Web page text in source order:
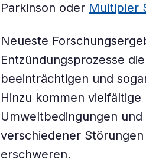
Parkinson oder Multipler
Neueste
Entzündungsprozesse
beeinträchtigen und
Hinzu kommen
Umweltbedingungen
verschiedener
erschweren.